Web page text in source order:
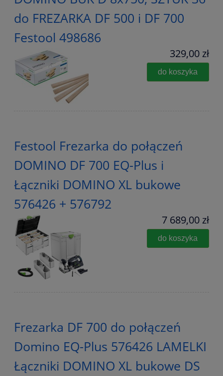
do FREZARKA DF 500 i DF 700
Festool 498686
329,00 zł
do koszyka
Festool Frezarka do połączeń
DOMINO DF 700 EQ-Plus i
Łączniki DOMINO XL bukowe
576426 + 576792
7 689,00 zł
do koszyka
Frezarka DF 700 do połączeń
Domino EQ-Plus 576426 LAMELKI
Łączniki DOMINO XL bukowe DS